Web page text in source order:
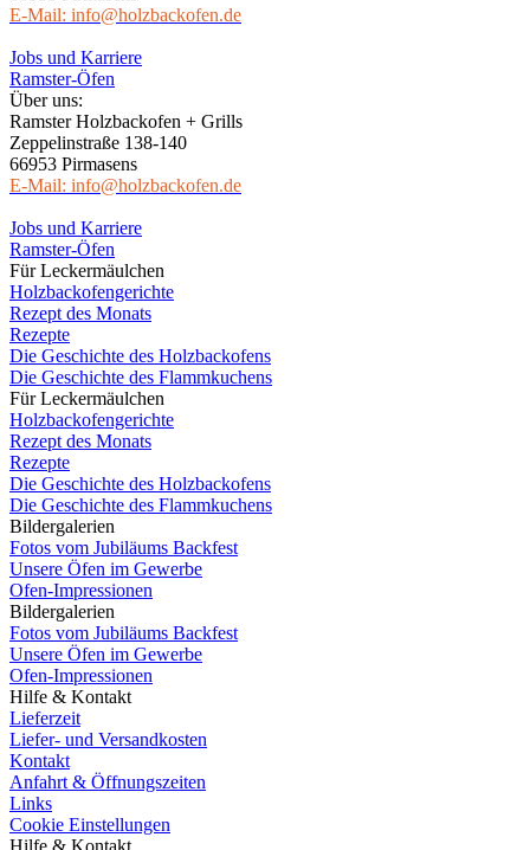
E-Mail: info@holzbackofen.de
Jobs und Karriere
Ramster-Öfen
Über uns:
Ramster Holzbackofen + Grills
Zeppelinstraße 138-140
66953 Pirmasens
E-Mail: info@holzbackofen.de
Jobs und Karriere
Ramster-Öfen
Für Leckermäulchen
Holzbackofengerichte
Rezept des Monats
Rezepte
Die Geschichte des Holzbackofens
Die Geschichte des Flammkuchens
Für Leckermäulchen
Holzbackofengerichte
Rezept des Monats
Rezepte
Die Geschichte des Holzbackofens
Die Geschichte des Flammkuchens
Bildergalerien
Fotos vom Jubiläums Backfest
Unsere Öfen im Gewerbe
Ofen-Impressionen
Bildergalerien
Fotos vom Jubiläums Backfest
Unsere Öfen im Gewerbe
Ofen-Impressionen
Hilfe & Kontakt
Lieferzeit
Liefer- und Versandkosten
Kontakt
Anfahrt & Öffnungszeiten
Links
Cookie Einstellungen